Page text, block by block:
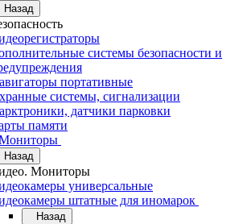
Назад
системы безопасности и
портативные
системы, сигнализации
датчики парковки
памяти
Назад
Мониторы
универсальные
штатные для иномарок
Назад